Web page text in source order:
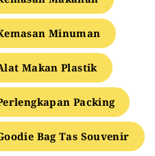
Minuman
Makan Plastik
Packing
Bag Tas Souvenir